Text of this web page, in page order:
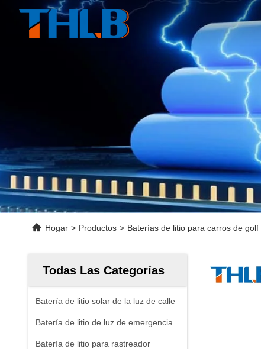
Hogar > Productos > Baterías de litio para carros de golf
Todas Las Categorías
Batería de litio solar de la luz de calle
Batería de litio de luz de emergencia
Batería de litio para rastreador